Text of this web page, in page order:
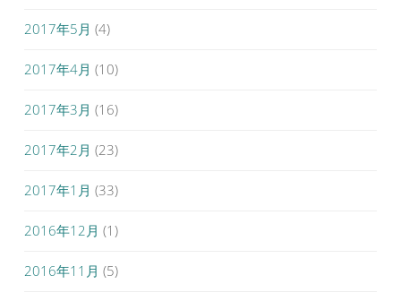
2017年5月 (4)
2017年4月 (10)
2017年3月 (16)
2017年2月 (23)
2017年1月 (33)
2016年12月 (1)
2016年11月 (5)